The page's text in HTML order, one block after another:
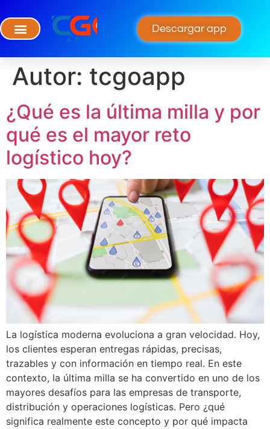
Descargar app
Autor: tcgoapp
¿Qué es la última milla y por
qué es el mayor reto
logístico hoy?
La logística moderna evoluciona a gran velocidad. Hoy,
los clientes esperan entregas rápidas, precisas,
trazables y con información en tiempo real. En este
contexto, la última milla se ha convertido en uno de los
mayores desafíos para las empresas de transporte,
distribución y operaciones logísticas. Pero ¿qué
significa realmente este concepto y por qué impacta